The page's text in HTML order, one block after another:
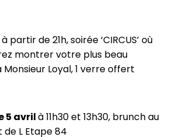
à partir de 21h, soirée ‘CIRCUS’ où
montrer votre plus beau
Loyal, 1 verre offert
5 avrilà 11h30 et 13h30, brunch au
L Etape 84